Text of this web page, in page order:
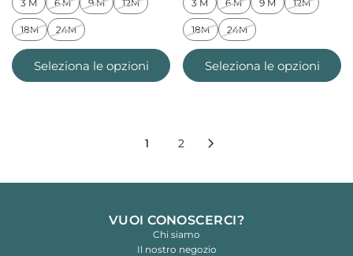
3 M 6 M 9 M 12M
18M 24M
Seleziona le opzioni
3 M 6 M 9 M 12M
18M 24M
Seleziona le opzioni
1 2
VUOI CONOSCERCI?
Chi siamo
Il nostro negozio